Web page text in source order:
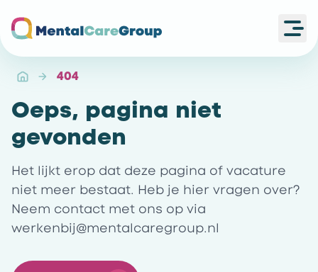
404
Oeps, pagina niet
gevonden
Het lijkt erop dat deze pagina of vacature
niet meer bestaat. Heb je hier vragen over?
Neem contact met ons op via
werkenbij@mentalcaregroup.nl